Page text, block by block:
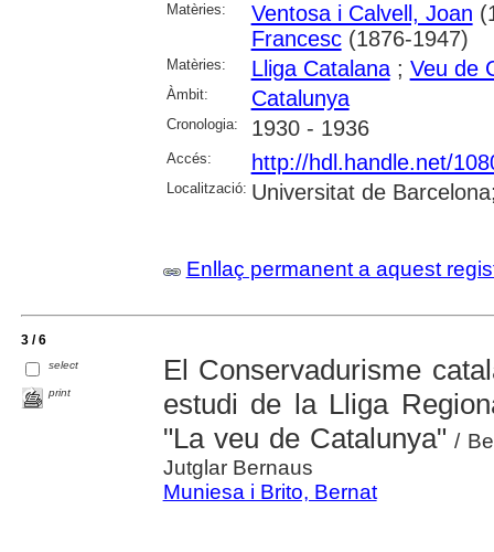
Matèries:
Ventosa i Calvell, Joan
Francesc(1876-1947)
Matèries: Lliga Catalana; Veu de
Àmbit: Catalunya
Cronologia: 1930 - 1936
Accés: http://hdl.handle.net/
Localització: Universitat de
Enllaç permanent a aquest
3 / 6
select
print
El Conservadurisme
estudi de la Lliga
"La veu de Catalunya" /
Jutglar Bernaus
Muniesa i Brito, Bernat